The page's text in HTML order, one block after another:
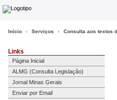
Início Serviços Consulta aos textos
Links
Página Inicial
ALMG (Consulta Legislação)
Jornal Minas Gerais
Enviar por Email